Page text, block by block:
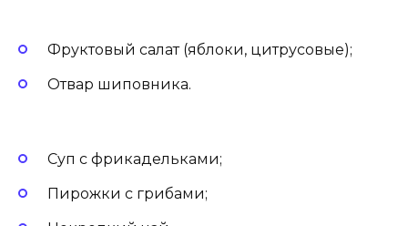
Фруктовый салат (яблоки, цитрусовые);
Отвар шиповника.
Суп с фрикадельками;
Пирожки с грибами;